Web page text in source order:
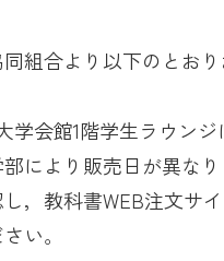
組合より以下のとお
会館1階学生ラウンジ
により販売日が異なり
，教科書WEB注文サ
い。